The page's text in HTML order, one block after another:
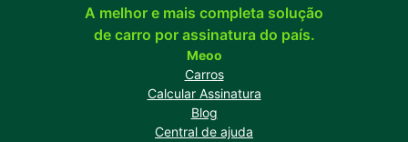
A melhor e mais completa solução
de carro por assinatura do país.
Meoo
Carros
Calcular Assinatura
Blog
Central de ajuda